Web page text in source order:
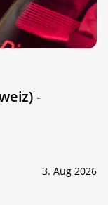
-
3. Aug 2026